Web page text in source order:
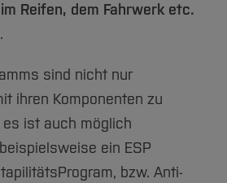
Reifen, dem Fahrwerk etc.
sind nicht nur
ihren Komponenten zu
ist auch möglich
ein ESP
bzw. Anti-